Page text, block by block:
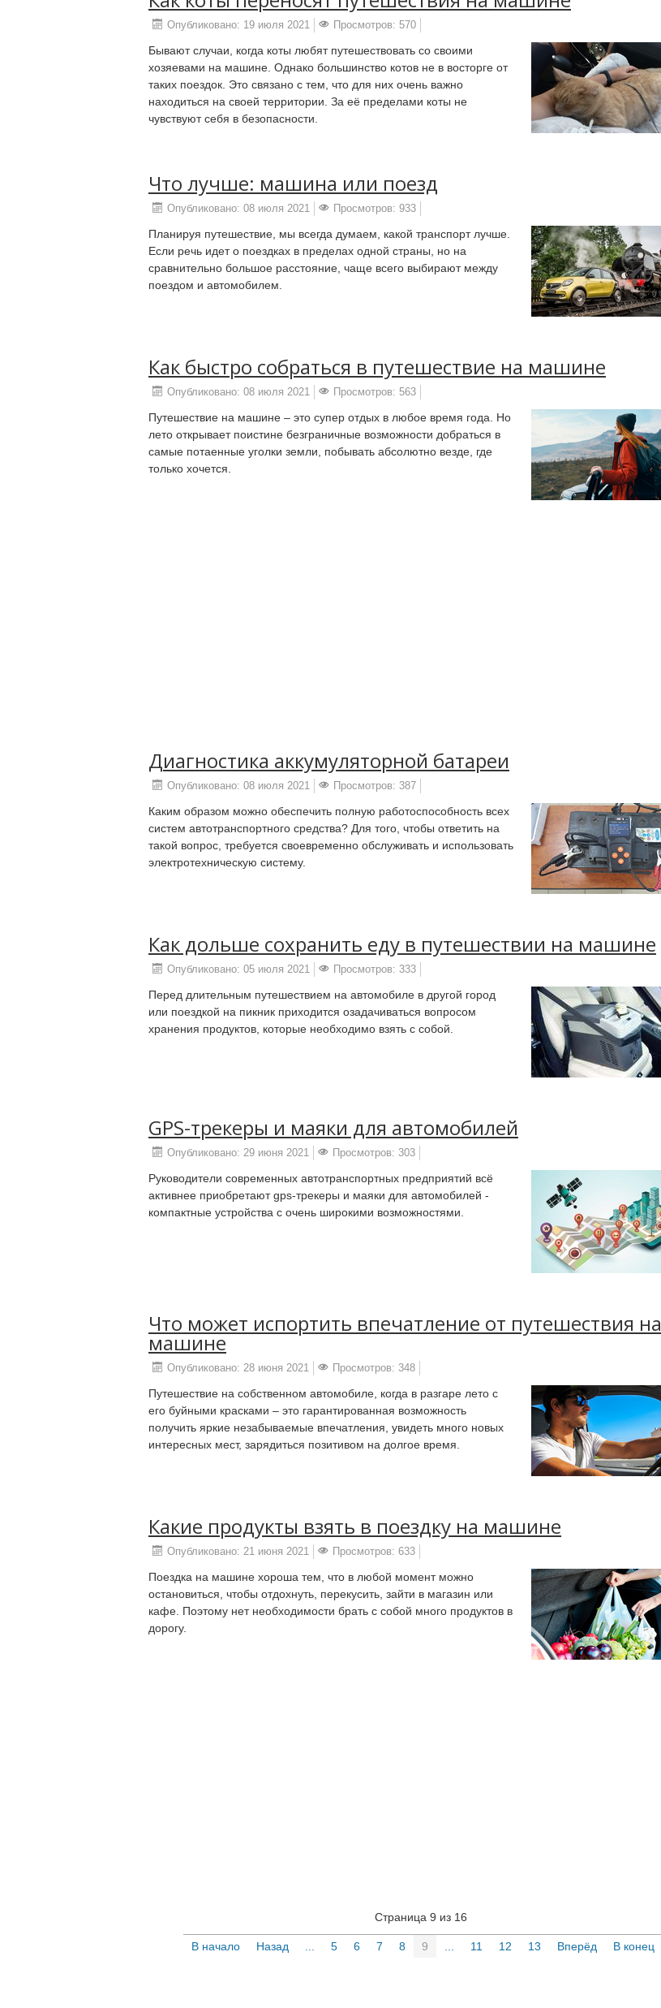
Опубликовано: 19 июля 2021 Просмотров: 570
Бывают случаи, когда коты любят путешествовать со своими
хозяевами на машине. Однако большинство котов не в восторге от
таких поездок. Это связано с тем, что для них очень важно
находиться на своей территории. За её пределами коты не
чувствуют себя в безопасности.
Что лучше: машина или поезд
Опубликовано: 08 июля 2021 Просмотров: 933
Планируя путешествие, мы всегда думаем, какой транспорт лучше.
Если речь идет о поездках в пределах одной страны, но на
сравнительно большое расстояние, чаще всего выбирают между
поездом и автомобилем.
Как быстро собраться в путешествие на машине
Опубликовано: 08 июля 2021 Просмотров: 563
Путешествие на машине – это супер отдых в любое время года. Но
лето открывает поистине безграничные возможности добраться в
самые потаенные уголки земли, побывать абсолютно везде, где
только хочется.
Диагностика аккумуляторной батареи
Опубликовано: 08 июля 2021 Просмотров: 387
Каким образом можно обеспечить полную работоспособность всех
систем автотранспортного средства? Для того, чтобы ответить на
такой вопрос, требуется своевременно обслуживать и использовать
электротехническую систему.
Как дольше сохранить еду в путешествии на машине
Опубликовано: 05 июля 2021 Просмотров: 333
Перед длительным путешествием на автомобиле в другой город
или поездкой на пикник приходится озадачиваться вопросом
хранения продуктов, которые необходимо взять с собой.
GPS-трекеры и маяки для автомобилей
Опубликовано: 29 июня 2021 Просмотров: 303
Руководители современных автотранспортных предприятий всё
активнее приобретают gps-трекеры и маяки для автомобилей -
компактные устройства с очень широкими возможностями.
Что может испортить впечатление от путешествия на
машине
Опубликовано: 28 июня 2021 Просмотров: 348
Путешествие на собственном автомобиле, когда в разгаре лето с
его буйными красками – это гарантированная возможность
получить яркие незабываемые впечатления, увидеть много новых
интересных мест, зарядиться позитивом на долгое время.
Какие продукты взять в поездку на машине
Опубликовано: 21 июня 2021 Просмотров: 633
Поездка на машине хороша тем, что в любой момент можно
остановиться, чтобы отдохнуть, перекусить, зайти в магазин или
кафе. Поэтому нет необходимости брать с собой много продуктов в
дорогу.
Страница 9 из 16
В начало Назад 5 6 7 8 9 11 12 13 Вперёд В конец